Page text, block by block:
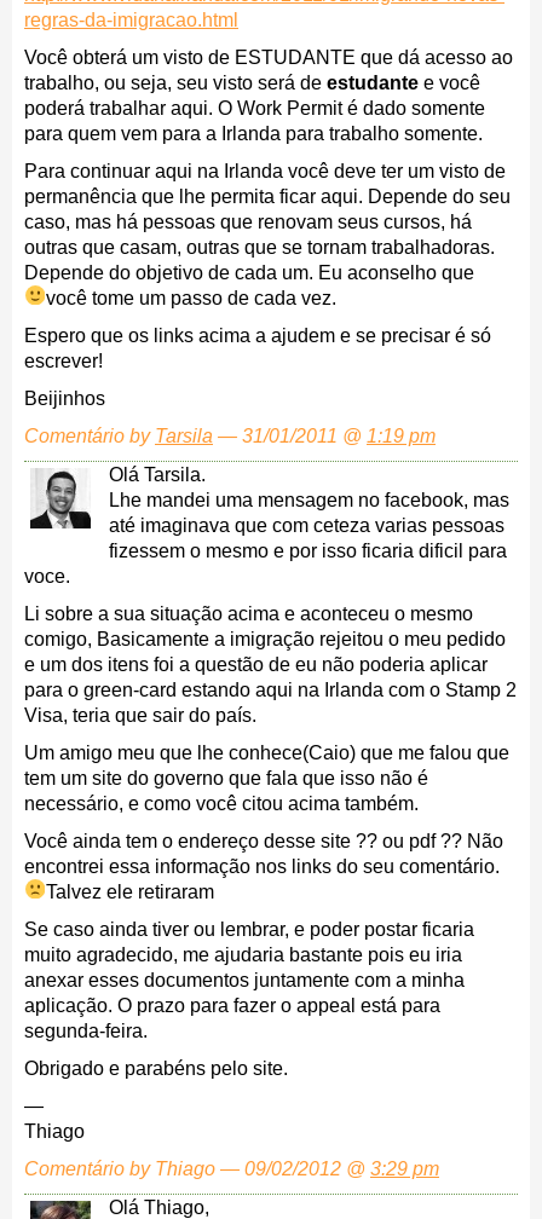
regras-da-imigracao.html
Você obterá um visto de ESTUDANTE que dá acesso ao
trabalho, ou seja, seu visto será de estudante e você
poderá trabalhar aqui. O Work Permit é dado somente
para quem vem para a Irlanda para trabalho somente.
Para continuar aqui na Irlanda você deve ter um visto de
permanência que lhe permita ficar aqui. Depende do seu
caso, mas há pessoas que renovam seus cursos, há
outras que casam, outras que se tornam trabalhadoras.
Depende do objetivo de cada um. Eu aconselho que
você tome um passo de cada vez.
Espero que os links acima a ajudem e se precisar é só
escrever!
Beijinhos
Comentário by Tarsila — 31/01/2011 @ 1:19 pm
Olá Tarsila.
Lhe mandei uma mensagem no facebook, mas
até imaginava que com ceteza varias pessoas
fizessem o mesmo e por isso ficaria dificil para
voce.
Li sobre a sua situação acima e aconteceu o mesmo
comigo, Basicamente a imigração rejeitou o meu pedido
e um dos itens foi a questão de eu não poderia aplicar
para o green-card estando aqui na Irlanda com o Stamp 2
Visa, teria que sair do país.
Um amigo meu que lhe conhece(Caio) que me falou que
tem um site do governo que fala que isso não é
necessário, e como você citou acima também.
Você ainda tem o endereço desse site ?? ou pdf ?? Não
encontrei essa informação nos links do seu comentário.
Talvez ele retiraram
Se caso ainda tiver ou lembrar, e poder postar ficaria
muito agradecido, me ajudaria bastante pois eu iria
anexar esses documentos juntamente com a minha
aplicação. O prazo para fazer o appeal está para
segunda-feira.
Obrigado e parabéns pelo site.
—
Thiago
Comentário by Thiago — 09/02/2012 @ 3:29 pm
Olá Thiago,